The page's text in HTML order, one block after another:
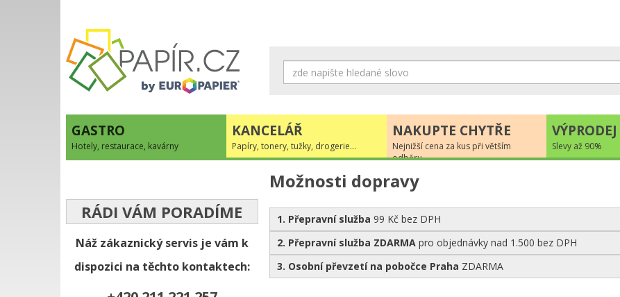
GASTRO
Hotely, restaurace, kavárny
KANCELÁŘ
Papíry, tonery, tužky, drogerie...
NAKUPTE CHYTŘE
Nejnižší cena za kus při větším
odběru
VÝPRODEJ
Slevy až 90%
Možnosti dopravy
1. Přepravní služba 99 Kč bez DPH
2. Přepravní služba ZDARMA pro objednávky nad 1.500 bez DPH
3. Osobní převzetí na pobočce Praha ZDARMA
RÁDI VÁM PORADÍME
Náž zákaznický servis je vám k
dispozici na těchto kontaktech: